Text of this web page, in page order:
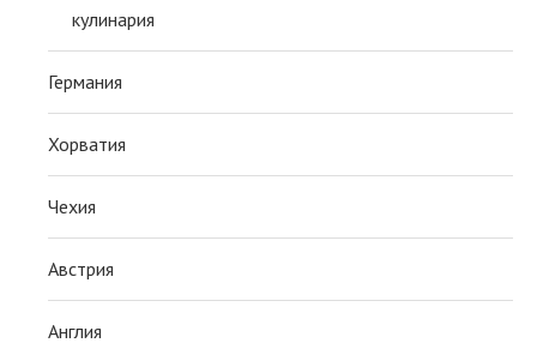
кулинария
Германия
Хорватия
Чехия
Австрия
Англия